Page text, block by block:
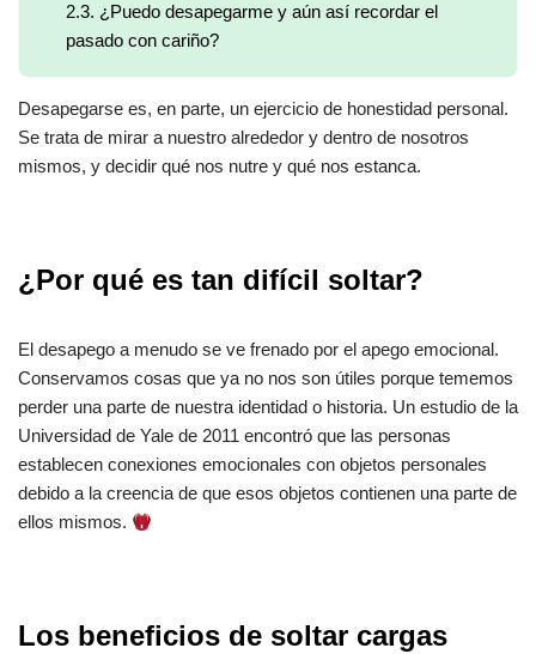
2.3. ¿Puedo desapegarme y aún así recordar el
pasado con cariño?
Desapegarse es, en parte, un ejercicio de honestidad personal.
Se trata de mirar a nuestro alrededor y dentro de nosotros
mismos, y decidir qué nos nutre y qué nos estanca.
¿Por qué es tan difícil soltar?
El desapego a menudo se ve frenado por el apego emocional.
Conservamos cosas que ya no nos son útiles porque tememos
perder una parte de nuestra identidad o historia. Un estudio de la
Universidad de Yale de 2011 encontró que las personas
establecen conexiones emocionales con objetos personales
debido a la creencia de que esos objetos contienen una parte de
ellos mismos.
Los beneficios de soltar cargas